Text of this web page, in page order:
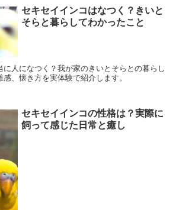
セキセイインコはなつく？きいと
そらと暮らしてわかったこと
に人になつく？我が家のきいとそらとの暮らし
、懐き方を実体験で紹介します。
セキセイインコの性格は？実際に
飼って感じた日常と癒し